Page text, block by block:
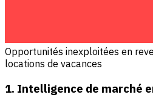
Opportunités inexploitées en
locations de vacances
1. Intelligence de marché